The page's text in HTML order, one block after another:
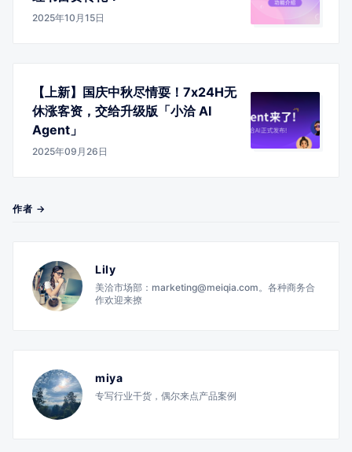
2025年10月15日
【上新】国庆中秋尽情耍！7x24H无
休涨客资，交给升级版「小洽 AI
Agent」
2025年09月26日
作者 →
Lily
美洽市场部：marketing@meiqia.com。各种商务合
作欢迎来撩
miya
专写行业干货，偶尔来点产品案例